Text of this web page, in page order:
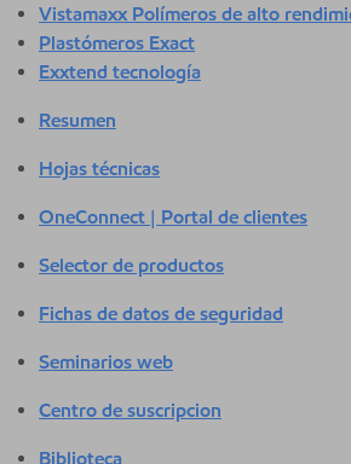
Vistamaxx Polímeros de alto
Plastómeros Exact
Exxtend tecnología
Resumen
Hojas técnicas
OneConnect | Portal de clientes
Selector de productos
Fichas de datos de seguridad
Seminarios web
Centro de suscripcion
Biblioteca